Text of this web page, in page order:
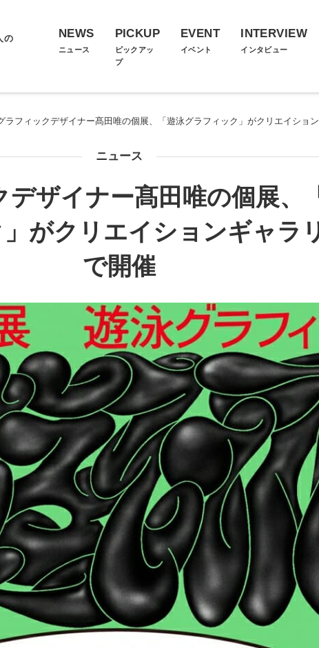
の
NEWS
ニュース
PICKUP
ピックアッ
プ
EVENT
イベント
INTERVIEW
インタビュー
ラフィックデザイナー髙田唯の個展、「遊泳グラフィック」がクリエイショ
ニュース
デザイナー髙田唯の個展、
がクリエイションギャラ
で開催